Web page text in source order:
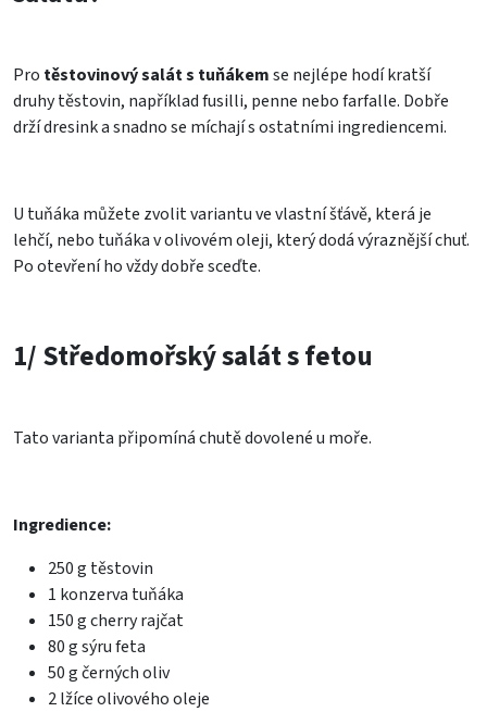
Pro těstovinový salát s tuňákemse nejlépe hodí kratší
druhy těstovin, například fusilli, penne nebo farfalle. Dobře
drží dresink a snadno se míchají s ostatními ingrediencemi.
U tuňáka můžete zvolit variantu ve vlastní šťávě, která je
lehčí, nebo tuňáka v olivovém oleji, který dodá výraznější chuť.
Po otevření ho vždy dobře sceďte.
1/ Středomořský salát s fetou
Tato varianta připomíná chutě dovolené u moře.
Ingredience:
250 g těstovin
1 konzerva tuňáka
150 g cherry rajčat
80 g sýru feta
50 g černých oliv
2 lžíce olivového oleje